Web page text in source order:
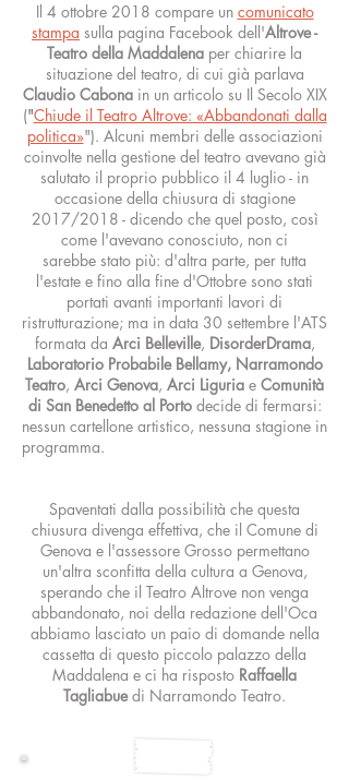
Il 4 ottobre 2018 compare un comunicato
stampa sulla pagina Facebook dell'Altrove -
Teatro della Maddalena per chiarire la
situazione del teatro, di cui già parlava
Claudio Cabonain un articolo su Il Secolo XIX
("Chiude il Teatro Altrove: «Abbandonati dalla
politica»"). Alcuni membri delle associazioni
coinvolte nella gestione del teatro avevano già
salutato il proprio pubblico il 4 luglio - in
occasione della chiusura di stagione
2017/2018 - dicendo che quel posto, così
come l'avevano conosciuto, non ci
sarebbe stato più: d'altra parte, per tutta
l'estate e fino alla fine d'Ottobre sono stati
portati avanti importanti lavori di
ristrutturazione; ma in data 30 settembre l'ATS
formata da Arci Belleville, DisorderDrama,
Laboratorio Probabile Bellamy, Narramondo
Teatro, Arci Genova, Arci Liguria e Comunità
di San Benedetto al Portodecide di fermarsi:
nessun cartellone artistico, nessuna stagione in
programma.
Spaventati dalla possibilità che questa
chiusura divenga effettiva, che il Comune di
Genova e l'assessore Grosso permettano
un'altra sconfitta della cultura a Genova,
sperando che il Teatro Altrove non venga
abbandonato, noi della redazione dell'Oca
abbiamo lasciato un paio di domande nella
cassetta di questo piccolo palazzo della
Maddalena e ci ha risposto Raffaella
Tagliabuedi Narramondo Teatro.